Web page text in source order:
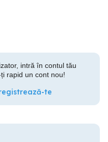
intră în contul tău
rapid un cont nou!
te